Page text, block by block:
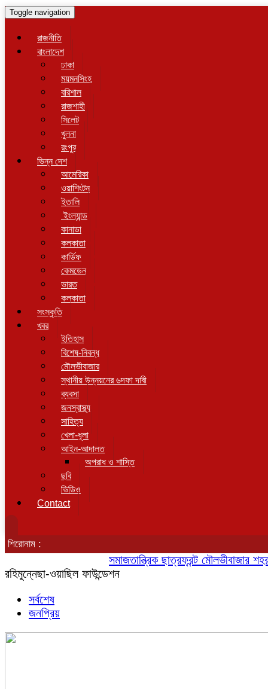
Toggle navigation
রাজনীতি
বাংলাদেশ
ঢাকা
ময়মনসিংহ
বরিশাল
রাজশাহী
সিলেট
খুলনা
রংপুর
ভিন্ন দেশ
আমেরিকা
ওয়াশিংটন
ইতালি
ইংল্যান্ড
কানাডা
কলকাতা
কার্ডিফ
কেমডেন
ভারত
কলকাতা
সংস্কৃতি
খবর
ইতিহাস
বিশেষ-নিবন্ধ
মৌলভীবাজার
স্থানীয় উন্নয়নের ৬দফা দাবী
ব্যবসা
জনস্বাস্থ্য
সাহিত্য
খেলা-ধূলা
আইন-আদালত
অপরাধ ‌ও শাস্তি
ছবি
ভিডি‌ও
Contact
শিরোনাম :
সমাজতান্ত্রিক ছাত্রফ্রন্ট মৌলভীবাজার শহর শাখা
রহিমুন্নেছা-‌ওয়াছিল ফাউন্ডেশন
সর্বশেষ
জনপ্রিয়